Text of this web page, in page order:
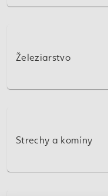
Železiarstvo
Strechy a komíny